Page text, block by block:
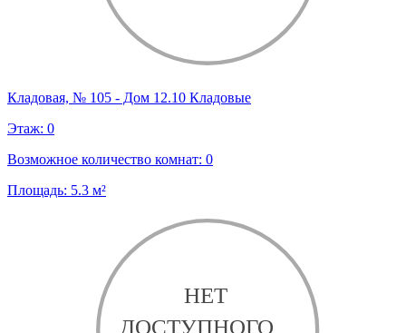
Кладовая, № 105 - Дом 12.10 Кладовые
Этаж: 0
Возможное количество комнат: 0
Площадь: 5.3 м²